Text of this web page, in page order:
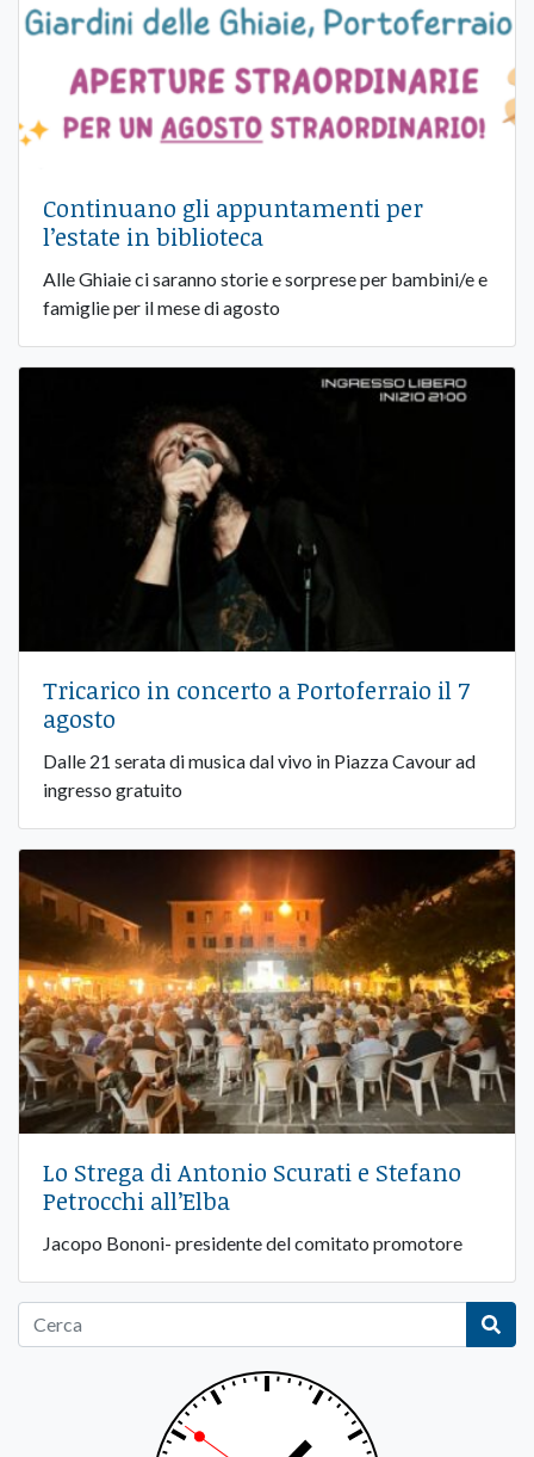
Continuano gli appuntamenti per
l’estate in biblioteca
Alle Ghiaie ci saranno storie e sorprese per bambini/e e
famiglie per il mese di agosto
Tricarico in concerto a Portoferraio il 7
agosto
Dalle 21 serata di musica dal vivo in Piazza Cavour ad
ingresso gratuito
Lo Strega di Antonio Scurati e Stefano
Petrocchi all’Elba
Jacopo Bononi- presidente del comitato promotore